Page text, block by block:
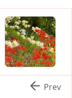
 Prev